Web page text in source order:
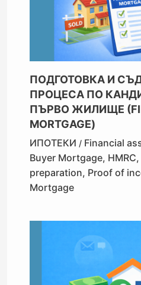
ПОДГОТОВКА И
ПРОЦЕСА ПО
ПЪРВО ЖИЛИЩЕ
MORTGAGE)
ИПОТЕКИ / Financial
Buyer Mortgage, HMRC,
preparation, Proof of
Mortgage